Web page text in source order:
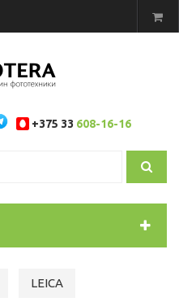
+375 33 608-16-16
LEICA